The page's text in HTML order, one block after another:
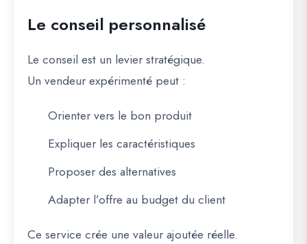
Le conseil personnalisé
Le conseil est un levier stratégique.
Un vendeur expérimenté peut :
Orienter vers le bon produit
Expliquer les caractéristiques
Proposer des alternatives
Adapter l’offre au budget du client
Ce service crée une valeur ajoutée réelle.